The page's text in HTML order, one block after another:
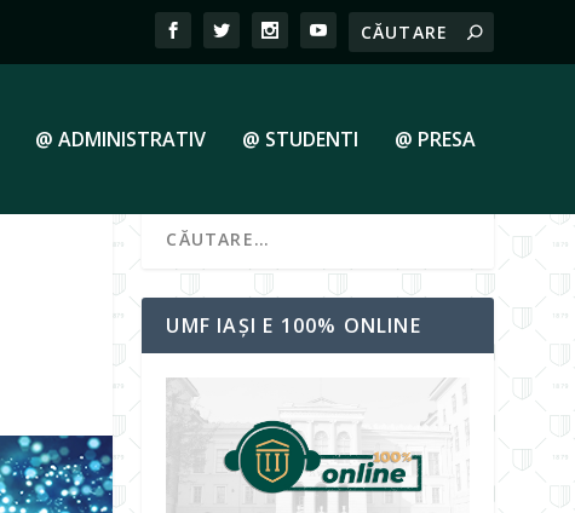
@ ADMINISTRATIV @ STUDENTI @ PRESA
UMF IAȘI E 100% ONLINE